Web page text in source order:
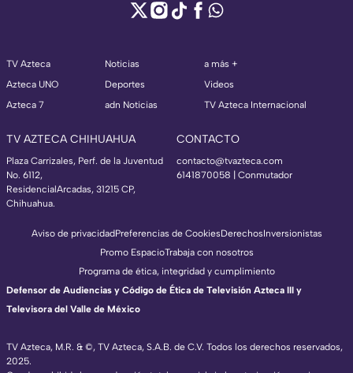
TV Azteca
Azteca UNO
Azteca 7
Noticias
Deportes
adn Noticias
a más +
Videos
TV Azteca Internacional
TV AZTECA CHIHUAHUA
Plaza Carrizales, Perf. de la Juventud
No. 6112,
ResidencialArcadas, 31215 CP,
Chihuahua.
CONTACTO
contacto@tvazteca.com
6141870058 | Conmutador
TV Azteca, M.R. & ©, TV Azteca, S.A.B. de C.V. Todos los derechos reservados,
2025.
Aviso de privacidadPreferencias de CookiesDerechosInversionistas
Promo EspacioTrabaja con nosotros
Programa de ética, integridad y cumplimiento
Defensor de Audiencias y Código de Ética de Televisión Azteca III y
Televisora del Valle de México